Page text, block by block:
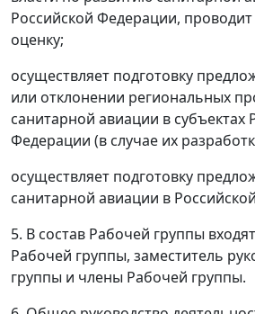
Российской Федерации, проводит
оценку;
осуществляет подготовку
или отклонении региональных
санитарной авиации в субъектах
Федерации (в случае их
осуществляет подготовку
санитарной авиации в
5. В состав Рабочей группы
Рабочей группы, заместитель
группы и члены Рабочей группы.